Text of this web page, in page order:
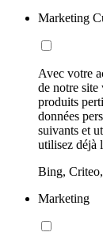
Marketing
Avec votre
de notre site
produits
données
suivants et
utilisez déjà
Bing,
Marketing